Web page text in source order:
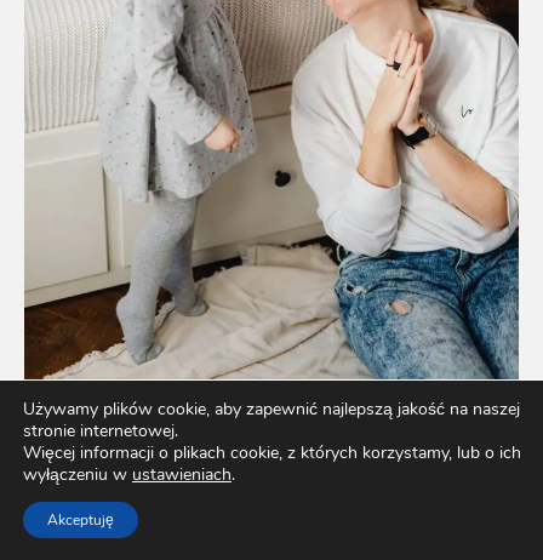
Jak wspierać rozwój mowy dziecka – porady dla
rodziców
Używamy plików cookie, aby zapewnić najlepszą jakość na naszej
stronie internetowej.
Więcej informacji o plikach cookie, z których korzystamy, lub o ich
wyłączeniu w ustawieniach.
Akceptuję